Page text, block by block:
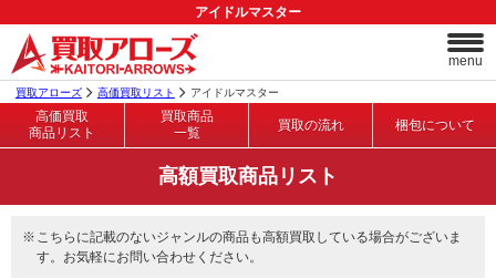
アイドルマスター
menu
買取アローズ 高価買取リスト アイドルマスター
高価買取
商品リスト
買取商品
一覧
買取の流れ 梱包について
高額買取商品リスト
こちらに記載のないジャンルの商品も高額買取している場合がございま
す。お気軽にお問い合わせください。